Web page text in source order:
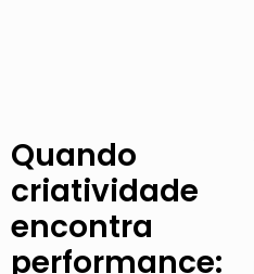
Quando
criatividade
encontra
performance: